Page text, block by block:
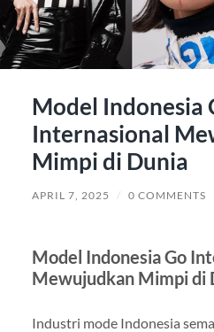
Model Indonesia
Internasional
Mimpi di Dunia
APRIL 7, 2025 / 0 COMMENTS
Model Indonesia Go
Mewujudkan Mimpi di
Industri mode Indonesia